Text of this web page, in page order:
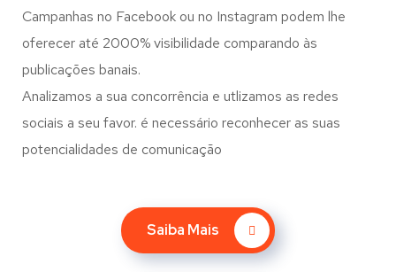
Campanhas no Facebook ou no Instagram podem lhe
oferecer até 2000% visibilidade comparando às
publicações banais.
Analizamos a sua concorrência e utlizamos as redes
sociais a seu favor. é necessário reconhecer as suas
potencialidades de comunicação
Saiba Mais